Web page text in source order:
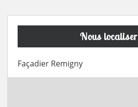
Nous localiser
Façadier Remigny